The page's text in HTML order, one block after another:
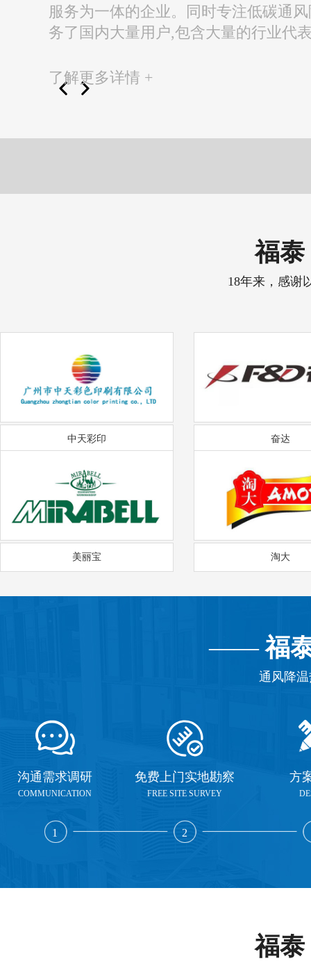
服务为一体的企业。同时专注低碳通
务了国内大量用户,包含大量的行业代
了解更多详情 +
福泰
18年来，感谢
中天彩印 奋达
美丽宝 淘大
——福
通风降
沟通需求调研
COMMUNICATION
1
免费上门实地勘察
FREE SITE SURVEY
2
方
福泰